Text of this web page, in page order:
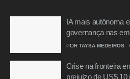
IA mais autônoma
governança nas
POR TAYSA MEDEIROS
Crise na fronteira
prejuízo de US$ 10